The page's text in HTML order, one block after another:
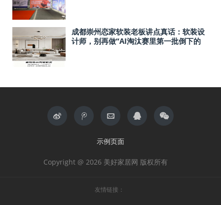
成都崇州恋家软装老板讲点真话：软装设
计师，别再做“AI淘汰赛里第一批倒下的
示例页面
Copyright @ 2026 美好家居网 版权所有
友情链接：